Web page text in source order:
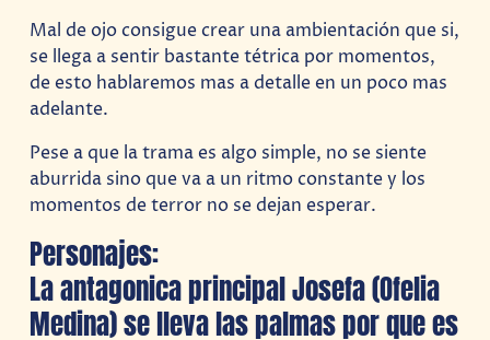
Mal de ojo consigue crear una ambientación que si,
se llega a sentir bastante tétrica por momentos,
de esto hablaremos mas a detalle en un poco mas
adelante.
Pese a que la trama es algo simple, no se siente
aburrida sino que va a un ritmo constante y los
momentos de terror no se dejan esperar.
Personajes:
La antagonica principal Josefa (Ofelia
Medina) se lleva las palmas por que es